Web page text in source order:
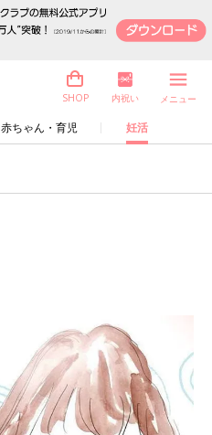
赤ちゃん・育児 妊活
SHOP 内祝い メニュー